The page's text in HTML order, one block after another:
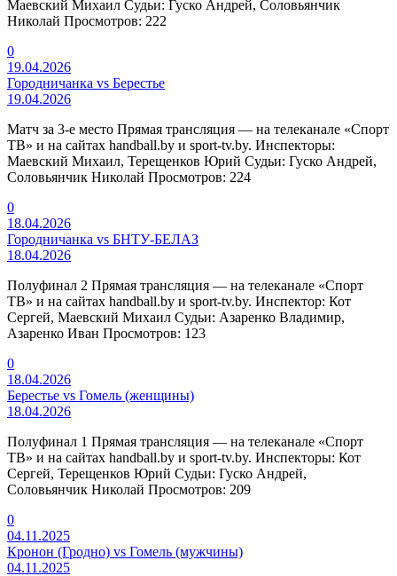
Маевский Михаил Судьи: Гуско Андрей, Соловьянчик
Николай Просмотров: 222
0
19.04.2026
Городничанка vs Берестье
19.04.2026
Матч за 3-е место Прямая трансляция — на телеканале «Спорт
ТВ» и на сайтах handball.by и sport-tv.by. Инспекторы:
Маевский Михаил, Терещенков Юрий Судьи: Гуско Андрей,
Соловьянчик Николай Просмотров: 224
0
18.04.2026
Городничанка vs БНТУ-БЕЛАЗ
18.04.2026
Полуфинал 2 Прямая трансляция — на телеканале «Спорт
ТВ» и на сайтах handball.by и sport-tv.by. Инспектор: Кот
Сергей, Маевский Михаил Судьи: Азаренко Владимир,
Азаренко Иван Просмотров: 123
0
18.04.2026
Берестье vs Гомель (женщины)
18.04.2026
Полуфинал 1 Прямая трансляция — на телеканале «Спорт
ТВ» и на сайтах handball.by и sport-tv.by. Инспекторы: Кот
Сергей, Терещенков Юрий Судьи: Гуско Андрей,
Соловьянчик Николай Просмотров: 209
0
04.11.2025
Кронон (Гродно) vs Гомель (мужчины)
04.11.2025